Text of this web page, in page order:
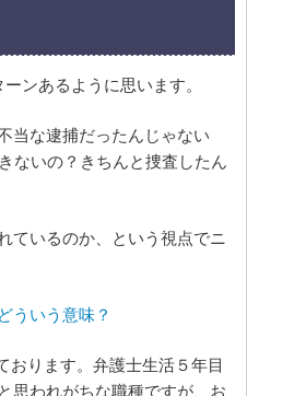
ンあるように思います。
当な逮捕だったんじゃない
ないの？きちんと捜査したん
ているのか、という視点でニ
ういう意味？
おります。弁護士生活５年目
思われがちな職種ですが、お